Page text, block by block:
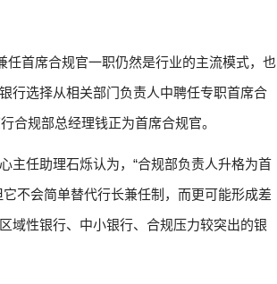
任首席合规官一职仍然是行业的主流模式，也
行选择从相关部门负责人中聘任专职首席合
合规部总经理钱正为首席合规官。
主任助理石烁认为，“合规部负责人升格为首
不会简单替代行长兼任制，而更可能形成差
域性银行、中小银行、合规压力较突出的银